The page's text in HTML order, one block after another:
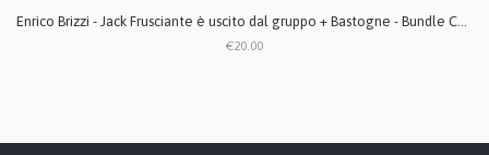
Enrico Brizzi - Jack Frusciante è uscito dal gruppo + Bastogne - Bundle CD digipack
€20.00